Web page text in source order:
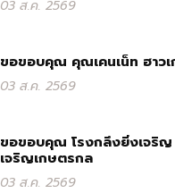
03 ส.ค. 2569
ขอขอบคุณ คุณเคนเน็ท ฮาวเ
03 ส.ค. 2569
ขอขอบคุณ โรงกลึงยิ่งเจริ
เจริญเกษตรกล
03 ส.ค. 2569